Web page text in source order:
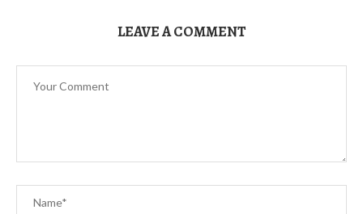
LEAVE A COMMENT